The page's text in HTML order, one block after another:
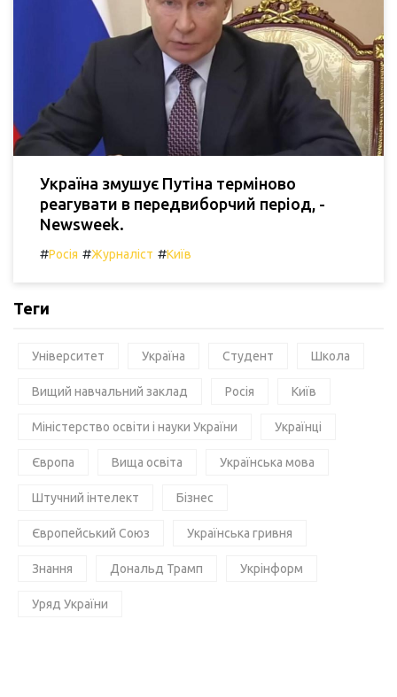
Україна змушує Путіна терміново
реагувати в передвиборчий період, -
Newsweek.
#Росія #Журналіст #Київ
Теги
Університет Україна Студент Школа
Вищий навчальний заклад Росія Київ
Міністерство освіти і науки України Українці
Європа Вища освіта Українська мова
Штучний інтелект Бізнес
Європейський Союз Українська гривня
Знання Дональд Трамп Укрінформ
Уряд України